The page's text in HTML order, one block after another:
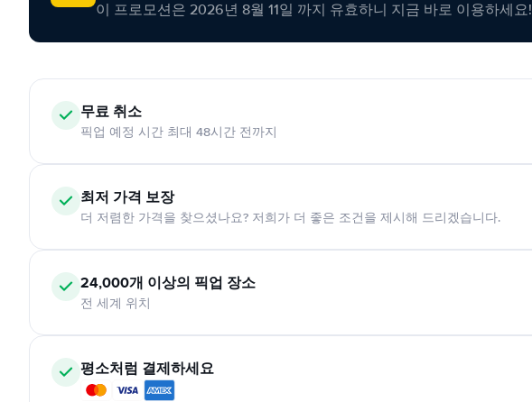
이 프로모션은 2026년 8월 11일 까지 유효하니 지금 바로 이용하세요!
무료 취소
픽업 예정 시간 최대 48시간 전까지
최저 가격 보장
더 저렴한 가격을 찾으셨나요? 저희가 더 좋은 조건을 제시해 드리겠습니다.
24,000개 이상의 픽업 장소
전 세계 위치
평소처럼 결제하세요